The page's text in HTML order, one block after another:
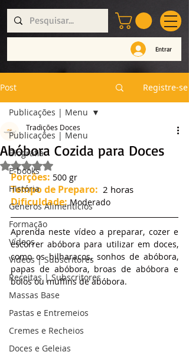
Entrar
Post Registre-se
Publicações | Menu
Biografia
E-books
História
Géneros Alimentícios
Formação
Vídeos
Vídeos | Subscritores
Receitas | Subscritores
Massas Base
Pastas e Entremeios
Cremes e Recheios
Doces e Geleias
Publicações | Menu
Abóbora Cozida para Doces
Tradições Doces
Avaliado com NaN de 5 estrelas.
Porções: 500 gr
Tempo de Preparo: 2 horas
Dificuldade: Moderado
Aprenda neste vídeo a preparar, cozer e
escorrer abóbora para utilizar em doces,
como os bilharacos, sonhos de abóbora,
papas de abóbora, broas de abóbora e
bolos ou muffins de abóbora.